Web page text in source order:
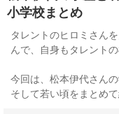
小学校まとめ
タレントのヒロミさん
んで、自身もタレントの
今回は、松本伊代さん
そして若い頃をまとめて